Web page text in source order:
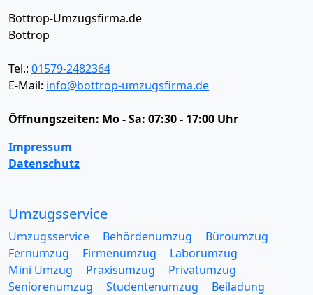
Bottrop-Umzugsfirma.de
Bottrop
Tel.: 01579-2482364
E-Mail: info@bottrop-umzugsfirma.de
Öffnungszeiten: Mo - Sa: 07:30 - 17:00 Uhr
Impressum
Datenschutz
Umzugsservice
Umzugsservice Behördenumzug
Büroumzug
Fernumzug
Firmenumzug
Laborumzug
Mini Umzug
Praxisumzug
Privatumzug
Seniorenumzug
Studentenumzug
Beiladung